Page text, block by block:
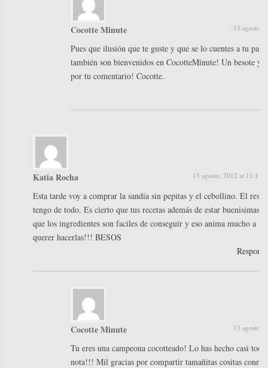
Cocotte Minute 13 agosto,
Pues que ilusión que te guste y que se lo cuentes a tu
también son bienvenidos en CocotteMinute! Un besote y
por tu comentario! Cocotte.
Katia Rocha 13 agosto, 2012 at 11:17
Esta tarde voy a comprar la sandía sin pepitas y el cebollino. El resto
tengo de todo. Es cierto que tus recetas además de estar buenisimas es
que los ingredientes son faciles de conseguir y eso anima mucho a
querer hacerlas!!! BESOS
Cocotte Minute 13 agosto,
Tu eres una campeona cocotteado! Lo has hecho casi
nota!!! Mil gracias por compartir tamañitas cositas